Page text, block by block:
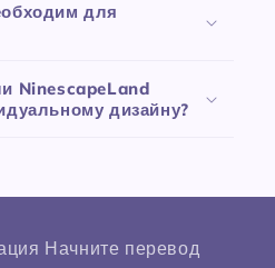
для
NinescapeLand
дизайну?
Начните перевод